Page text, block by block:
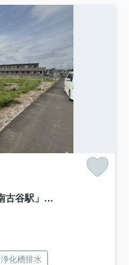
川越市萱沼 建築条件なし売地 「南古谷駅」徒歩43分 敷地150坪 【南古谷小学区】
浄化槽排水